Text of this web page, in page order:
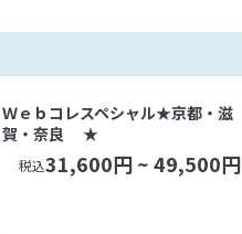
Ｗｅｂコレスペシャル★京都・滋
賀・奈良 ★
税込31,600円 ~49,500円